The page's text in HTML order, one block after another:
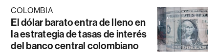
COLOMBIA
El dólar barato entra de lleno en
la estrategia de tasas de interés
del banco central colombiano